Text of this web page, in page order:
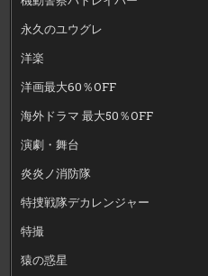
永久のユウグレ
洋楽
洋画最大60％OFF
海外ドラマ 最大50％OFF
演劇・舞台
炎炎ノ消防隊
特捜戦隊デカレンジャー
特撮
猿の惑星